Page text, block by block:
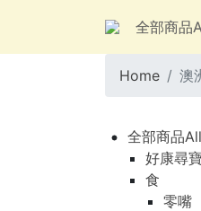
全部商品
Home 澳
全部商品All
好康尋
食
零嘴